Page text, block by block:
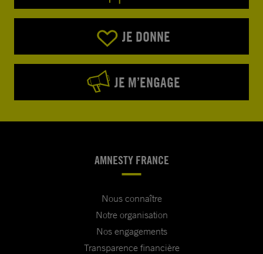
JE DONNE
JE M’ENGAGE
AMNESTY FRANCE
Nous connaître
Notre organisation
Nos engagements
Transparence financière